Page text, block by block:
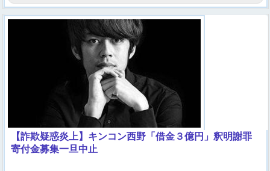
【詐欺疑惑炎上】キンコン西野「借金３億円」釈明謝罪
寄付金募集一旦中止